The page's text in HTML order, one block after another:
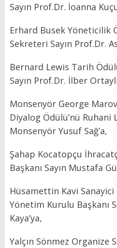
Sayın Prof.Dr. İoanna
Erhard Busek Yöneticilik
Sekreteri Sayın Prof.Dr.
Bernard Lewis Tarih
Sayın Prof.Dr. İlber
Monsenyör George
Diyalog Ödülü’nü Ruhani
Monsenyör Yusuf Sağ’a,
Şahap Kocatopçu
Başkanı Sayın Mustafa
Hüsamettin Kavi Sanayici
Yönetim Kurulu Başkanı
Kaya’ya,
Yalçın Sönmez Organize